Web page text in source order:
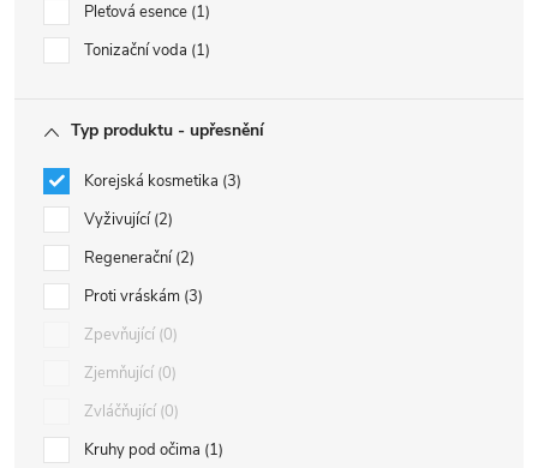
Pleťová esence 1
Tonizační voda 1
Typ produktu - upřesnění
Korejská kosmetika 3
Vyživující 2
Regenerační 2
Proti vráskám 3
Zpevňující 0
Zjemňující 0
Zvláčňující 0
Kruhy pod očima 1